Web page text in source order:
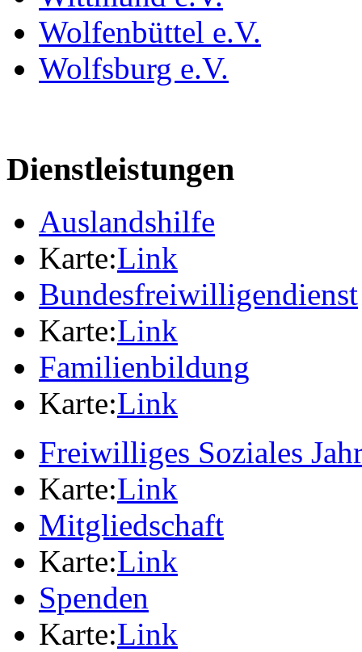
Wolfenbüttel e.V.
Wolfsburg e.V.
Dienstleistungen
Auslandshilfe
Karte:Link
Bundesfreiwilligendienst
Karte:Link
Familienbildung
Karte:Link
Freiwilliges Soziales
Karte:Link
Mitgliedschaft
Karte:Link
Spenden
Karte:Link